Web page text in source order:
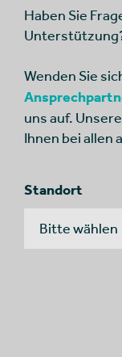
Haben Sie
Wenden Sie
uns auf.
Ihnen bei allen
Standort